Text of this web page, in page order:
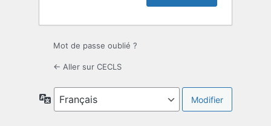
Mot de passe oublié ?
← Aller sur CECLS
Langue